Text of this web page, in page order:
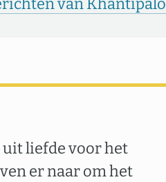
uit liefde voor het
er naar om het